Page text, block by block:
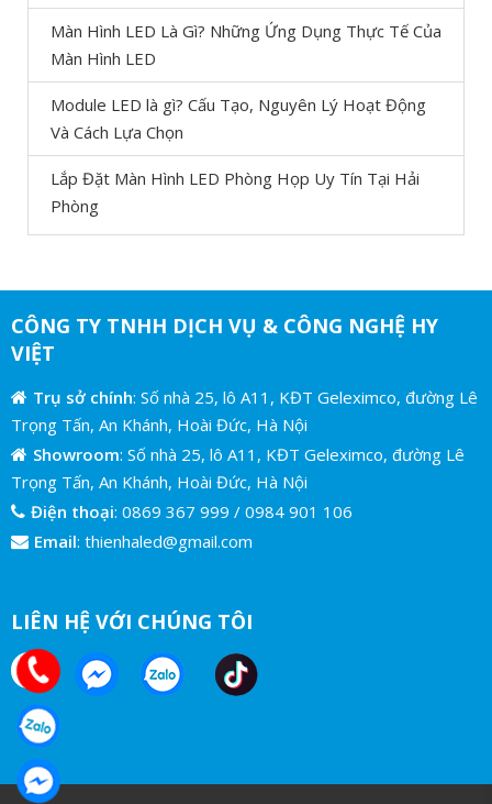
Màn Hình LED Là Gì? Những Ứng Dụng Thực Tế Của
Màn Hình LED
Module LED là gì? Cấu Tạo, Nguyên Lý Hoạt Động
Và Cách Lựa Chọn
Lắp Đặt Màn Hình LED Phòng Họp Uy Tín Tại Hải
Phòng
CÔNG TY TNHH DỊCH VỤ & CÔNG NGHỆ HY
VIỆT
Trụ sở chính: Số nhà 25, lô A11, KĐT Geleximco, đường Lê
Trọng Tấn, An Khánh, Hoài Đức, Hà Nội
Showroom: Số nhà 25, lô A11, KĐT Geleximco, đường Lê
Trọng Tấn, An Khánh, Hoài Đức, Hà Nội
Điện thoại: 0869 367 999 / 0984 901 106
Email: thienhaled@gmail.com
LIÊN HỆ VỚI CHÚNG TÔI